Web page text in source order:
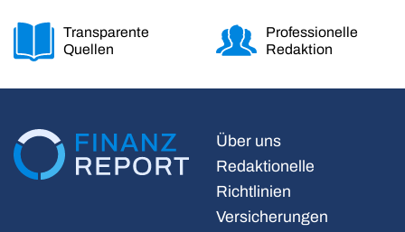
Transparente
Quellen
Professionelle
Redaktion
Über uns
Redaktionelle
Richtlinien
Versicherungen